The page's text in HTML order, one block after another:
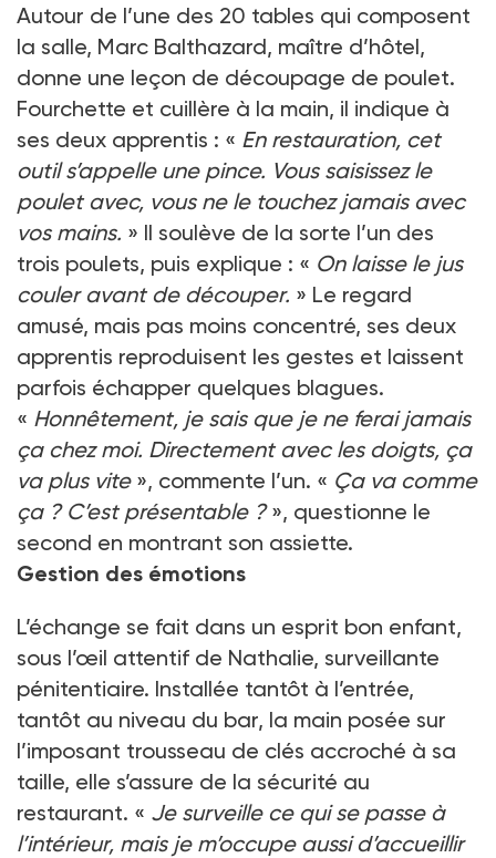
Autour de l’une des 20 tables qui composent
la salle, Marc Balthazard, maître d’hôtel,
donne une leçon de découpage de poulet.
Fourchette et cuillère à la main, il indique à
ses deux apprentis : « En restauration, cet
outil s’appelle une pince. Vous saisissez le
poulet avec, vous ne le touchez jamais avec
vos mains. » Il soulève de la sorte l’un des
trois poulets, puis explique : « On laisse le jus
couler avant de découper. » Le regard
amusé, mais pas moins concentré, ses deux
apprentis reproduisent les gestes et laissent
parfois échapper quelques blagues.
« Honnêtement, je sais que je ne ferai jamais
ça chez moi. Directement avec les doigts, ça
va plus vite», commente l’un. « Ça va comme
ça ? C’est présentable ?», questionne le
second en montrant son assiette.
Gestion des émotions
L’échange se fait dans un esprit bon enfant,
sous l’œil attentif de Nathalie, surveillante
pénitentiaire. Installée tantôt à l’entrée,
tantôt au niveau du bar, la main posée sur
l’imposant trousseau de clés accroché à sa
taille, elle s’assure de la sécurité au
restaurant. « Je surveille ce qui se passe à
l’intérieur, mais je m’occupe aussi d’accueillir